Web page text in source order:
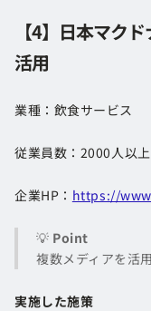
【4】日本マク
活用
業種：飲食サービス
従業員数：2000人以上
企業HP： https://
💡 Point
複数メディアを活
実施した施策